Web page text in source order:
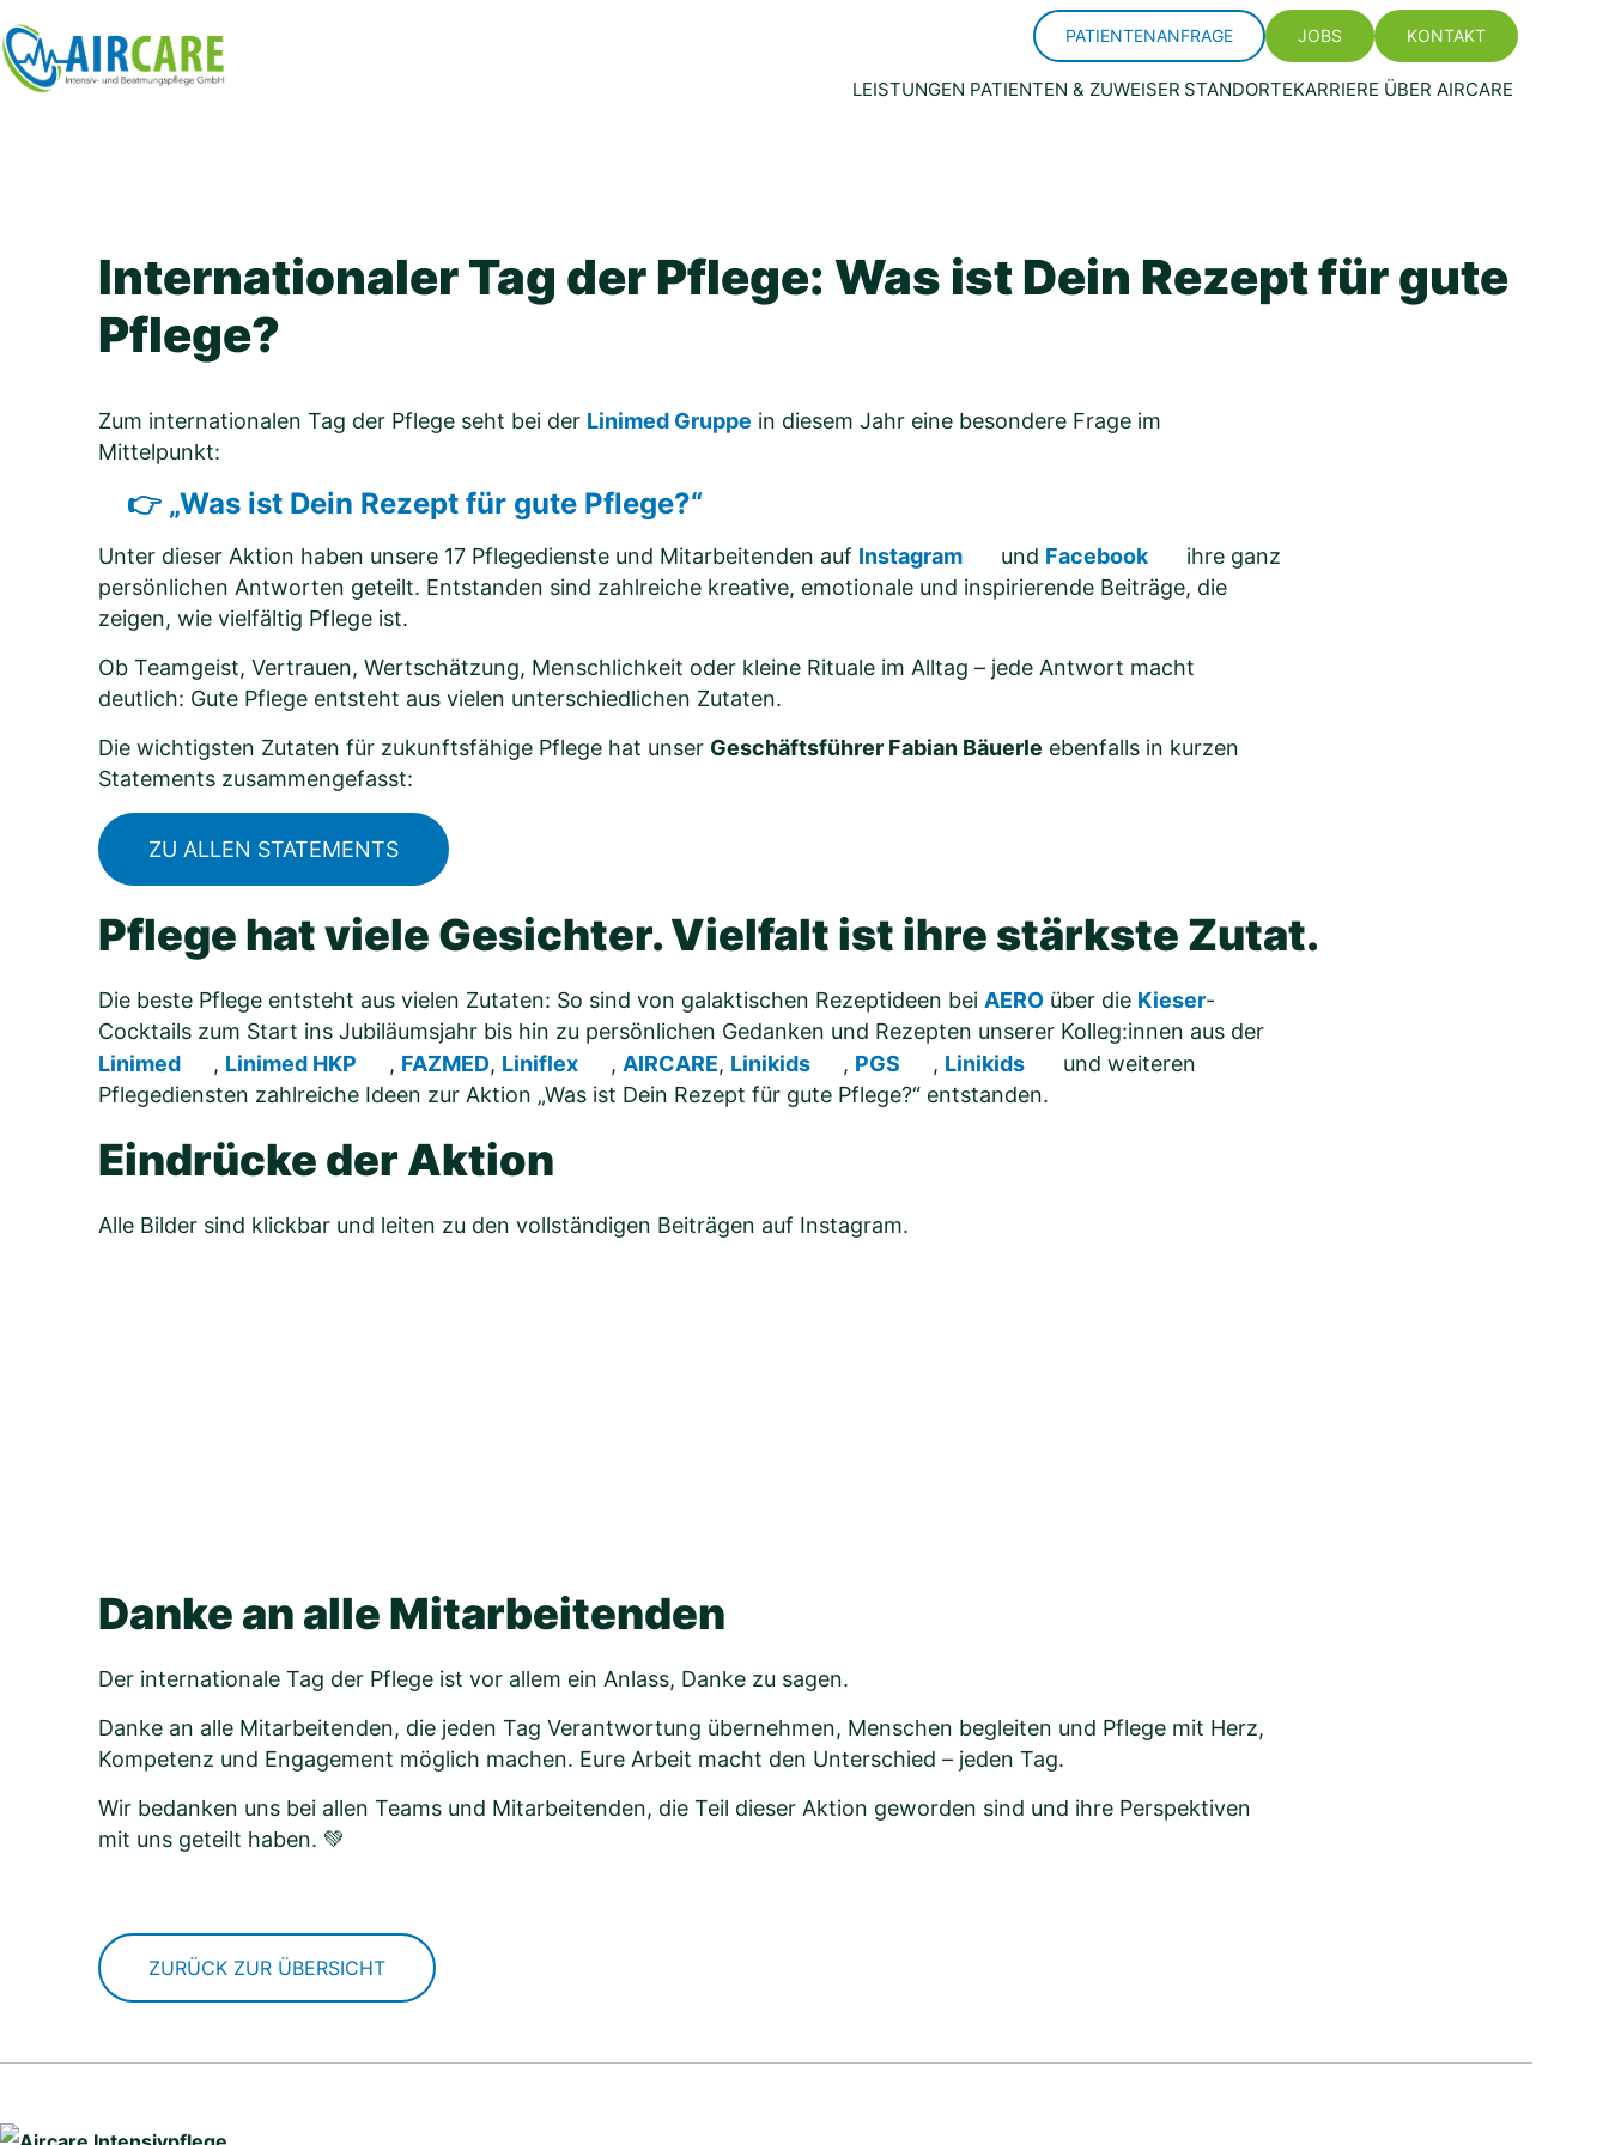
to
content
PATIENTENANFRAGE JOBS KONTAKT
LEISTUNGEN PATIENTEN & ZUWEISER STANDORTEKARRIERE ÜBER AIRCARE
Internationaler Tag der Pflege: Was ist Dein Rezept für gute
Pflege?
Zum internationalen Tag der Pflege seht bei der Linimed Gruppe in diesem Jahr eine besondere Frage im
Mittelpunkt:
👉 „Was ist Dein Rezept für gute Pflege?“
Unter dieser Aktion haben unsere 17 Pflegedienste und Mitarbeitenden auf Instagram und Facebook
ihre ganz
persönlichen Antworten geteilt. Entstanden sind zahlreiche kreative, emotionale und inspirierende Beiträge, die
zeigen, wie vielfältig Pflege ist.
Ob Teamgeist, Vertrauen, Wertschätzung, Menschlichkeit oder kleine Rituale im Alltag – jede Antwort macht
deutlich: Gute Pflege entsteht aus vielen unterschiedlichen Zutaten.
Die wichtigsten Zutaten für zukunftsfähige Pflege hat unser Geschäftsführer Fabian Bäuerle ebenfalls in kurzen
Statements zusammengefasst:
ZU ALLEN STATEMENTS
Pflege hat viele Gesichter. Vielfalt ist ihre stärkste Zutat.
Die beste Pflege entsteht aus vielen Zutaten: So sind von galaktischen Rezeptideen bei AERO über die Kieser-
Cocktails zum Start ins Jubiläumsjahr bis hin zu persönlichen Gedanken und Rezepten unserer Kolleg:innen aus der
Linimed
, Linimed HKP , FAZMED, Liniflex , AIRCARE, Linikids , PGS , Linikids
und weiteren
Pflegediensten zahlreiche Ideen zur Aktion „Was ist Dein Rezept für gute Pflege?“ entstanden.
Eindrücke der Aktion
Alle Bilder sind klickbar und leiten zu den vollständigen Beiträgen auf Instagram.
Danke an alle Mitarbeitenden
Der internationale Tag der Pflege ist vor allem ein Anlass, Danke zu sagen.
Danke an alle Mitarbeitenden, die jeden Tag Verantwortung übernehmen, Menschen begleiten und Pflege mit Herz,
Kompetenz und Engagement möglich machen. Eure Arbeit macht den Unterschied – jeden Tag.
Wir bedanken uns bei allen Teams und Mitarbeitenden, die Teil dieser Aktion geworden sind und ihre Perspektiven
mit uns geteilt haben. 💚
ZURÜCK ZUR ÜBERSICHT